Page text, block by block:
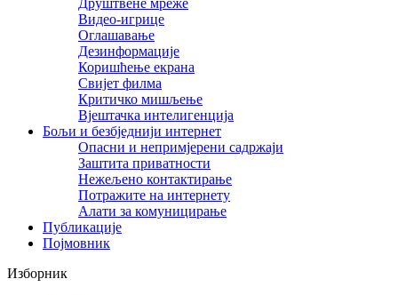
Друштвене мреже
Видео-игрице
Оглашавање
Дезинформације
Коришћење екрана
Свијет филма
Критичко мишљење
Вјештачка интелигенција
Бољи и безбједнији интернет
Опасни и непримјерени садржаји
Заштита приватности
Нежељено контактирање
Потражите на интернету
Алати за комуницирање
Публикације
Појмовник
Изборник